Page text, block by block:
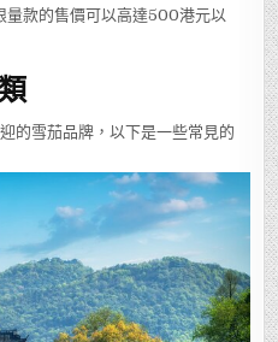
量款的售價可以高達500港元以
的雪茄品牌，以下是一些常見的